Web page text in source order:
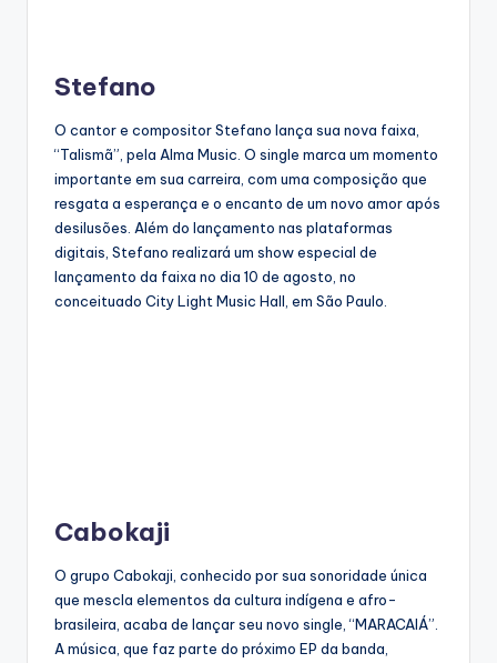
Stefano
O cantor e compositor Stefano lança sua nova faixa,
“Talismã”, pela Alma Music. O single marca um momento
importante em sua carreira, com uma composição que
resgata a esperança e o encanto de um novo amor após
desilusões. Além do lançamento nas plataformas
digitais, Stefano realizará um show especial de
lançamento da faixa no dia 10 de agosto, no
conceituado City Light Music Hall, em São Paulo.
Cabokaji
O grupo Cabokaji, conhecido por sua sonoridade única
que mescla elementos da cultura indígena e afro-
brasileira, acaba de lançar seu novo single, “MARACAIÁ”.
A música, que faz parte do próximo EP da banda,